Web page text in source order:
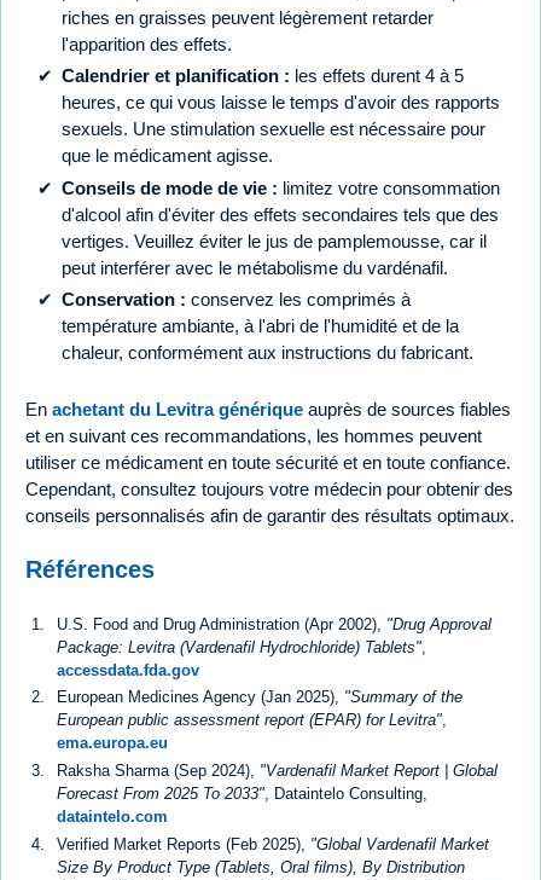
riches en graisses peuvent légèrement retarder
l'apparition des effets.
Calendrier et planification : les effets durent 4 à 5
heures, ce qui vous laisse le temps d'avoir des rapports
sexuels. Une stimulation sexuelle est nécessaire pour
que le médicament agisse.
Conseils de mode de vie : limitez votre consommation
d'alcool afin d'éviter des effets secondaires tels que des
vertiges. Veuillez éviter le jus de pamplemousse, car il
peut interférer avec le métabolisme du vardénafil.
Conservation : conservez les comprimés à
température ambiante, à l'abri de l'humidité et de la
chaleur, conformément aux instructions du fabricant.
En achetant du Levitra générique auprès de sources fiables
et en suivant ces recommandations, les hommes peuvent
utiliser ce médicament en toute sécurité et en toute confiance.
Cependant, consultez toujours votre médecin pour obtenir des
conseils personnalisés afin de garantir des résultats optimaux.
Références
U.S. Food and Drug Administration (Apr 2002), "Drug Approval
Package: Levitra (Vardenafil Hydrochloride) Tablets"
accessdata.fda.gov
European Medicines Agency (Jan 2025), "Summary of the
European public assessment report (EPAR) for Levitra",
ema.europa.eu
Raksha Sharma (Sep 2024), "Vardenafil Market Report | Global
Forecast From 2025 To 2033", Dataintelo Consulting,
dataintelo.com
Verified Market Reports (Feb 2025), "Global Vardenafil Market
Size By Product Type (Tablets, Oral films), By Distribution